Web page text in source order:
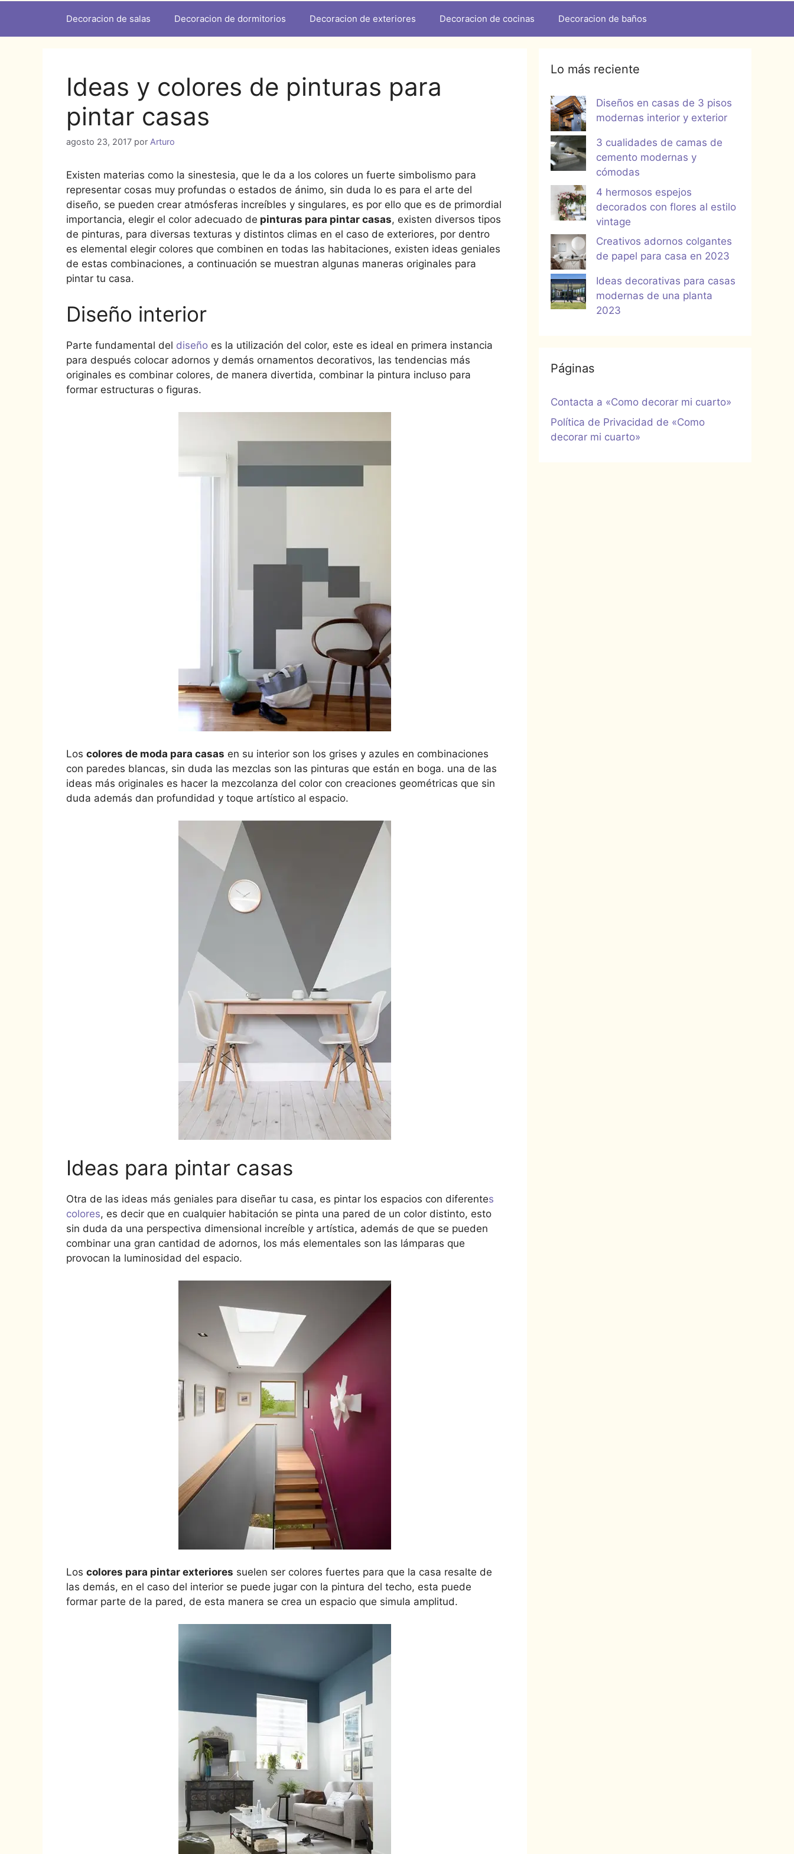
Decoracion de salas Decoracion de dormitorios Decoracion de exteriores Decoracion de cocinas Decoracion de baños
Ideas y colores de pinturas para
pintar casas
agosto 23, 2017 por Arturo
Existen materias como la sinestesia, que le da a los colores un fuerte simbolismo para
representar cosas muy profundas o estados de ánimo, sin duda lo es para el arte del
diseño, se pueden crear atmósferas increíbles y singulares, es por ello que es de primordial
importancia, elegir el color adecuado de pinturas para pintar casas, existen diversos tipos
de pinturas, para diversas texturas y distintos climas en el caso de exteriores, por dentro
es elemental elegir colores que combinen en todas las habitaciones, existen ideas geniales
de estas combinaciones, a continuación se muestran algunas maneras originales para
pintar tu casa.
Diseño interior
Parte fundamental del diseño es la utilización del color, este es ideal en primera instancia
para después colocar adornos y demás ornamentos decorativos, las tendencias más
originales es combinar colores, de manera divertida, combinar la pintura incluso para
formar estructuras o figuras.
Los colores de moda para casas en su interior son los grises y azules en combinaciones
con paredes blancas, sin duda las mezclas son las pinturas que están en boga. una de las
ideas más originales es hacer la mezcolanza del color con creaciones geométricas que sin
duda además dan profundidad y toque artístico al espacio.
Ideas para pintar casas
Otra de las ideas más geniales para diseñar tu casa, es pintar los espacios con diferentes
colores, es decir que en cualquier habitación se pinta una pared de un color distinto, esto
sin duda da una perspectiva dimensional increíble y artística, además de que se pueden
combinar una gran cantidad de adornos, los más elementales son las lámparas que
provocan la luminosidad del espacio.
Los colores para pintar exteriores suelen ser colores fuertes para que la casa resalte de
las demás, en el caso del interior se puede jugar con la pintura del techo, esta puede
formar parte de la pared, de esta manera se crea un espacio que simula amplitud.
Lo más reciente
Diseños en casas de 3 pisos
modernas interior y exterior
3 cualidades de camas de
cemento modernas y
cómodas
4 hermosos espejos
decorados con flores al estilo
vintage
Creativos adornos colgantes
de papel para casa en 2023
Ideas decorativas para casas
modernas de una planta
2023
Páginas
Contacta a «Como decorar mi cuarto»
Política de Privacidad de «Como
decorar mi cuarto»